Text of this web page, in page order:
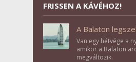
FRISSEN A KÁVÉHOZ!
A Balaton
Van egy hétvége a
amikor a Balaton
megváltozik.